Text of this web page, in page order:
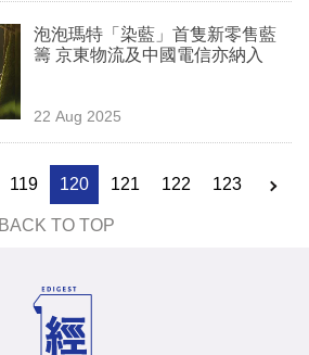
泡泡瑪特「染藍」首隻新零售藍
籌 京東物流及中國電信亦納入
22 Aug 2025
119 120 121 122 123
BACK TO TOP